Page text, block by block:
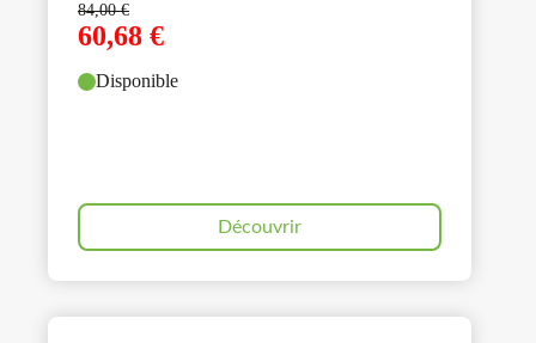
84,00€
60,68 €
Disponible
Découvrir